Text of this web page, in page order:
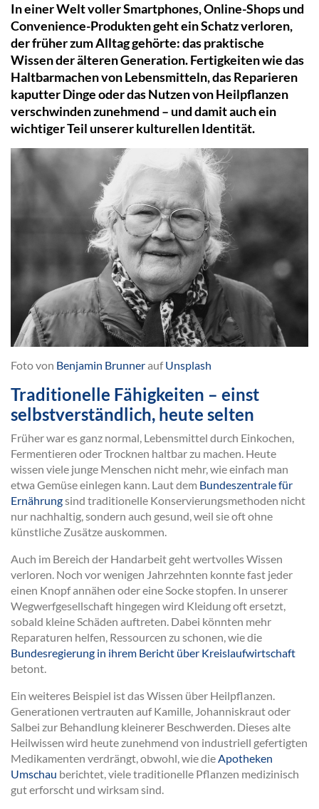
In einer Welt voller Smartphones, Online-Shops und
Convenience-Produkten geht ein Schatz verloren,
der früher zum Alltag gehörte: das praktische
Wissen der älteren Generation. Fertigkeiten wie das
Haltbarmachen von Lebensmitteln, das Reparieren
kaputter Dinge oder das Nutzen von Heilpflanzen
verschwinden zunehmend – und damit auch ein
wichtiger Teil unserer kulturellen Identität.
Foto von Benjamin BrunneraufUnsplash
Traditionelle Fähigkeiten – einst
selbstverständlich, heute selten
Früher war es ganz normal, Lebensmittel durch Einkochen,
Fermentieren oder Trocknen haltbar zu machen. Heute
wissen viele junge Menschen nicht mehr, wie einfach man
etwa Gemüse einlegen kann. Laut dem Bundeszentrale für
Ernährungsind traditionelle Konservierungsmethoden nicht
nur nachhaltig, sondern auch gesund, weil sie oft ohne
künstliche Zusätze auskommen.
Auch im Bereich der Handarbeit geht wertvolles Wissen
verloren. Noch vor wenigen Jahrzehnten konnte fast jeder
einen Knopf annähen oder eine Socke stopfen. In unserer
Wegwerfgesellschaft hingegen wird Kleidung oft ersetzt,
sobald kleine Schäden auftreten. Dabei könnten mehr
Reparaturen helfen, Ressourcen zu schonen, wie die
Bundesregierung in ihrem Bericht über Kreislaufwirtschaft
betont.
Ein weiteres Beispiel ist das Wissen über Heilpflanzen.
Generationen vertrauten auf Kamille, Johanniskraut oder
Salbei zur Behandlung kleinerer Beschwerden. Dieses alte
Heilwissen wird heute zunehmend von industriell gefertigten
Medikamenten verdrängt, obwohl, wie dieApotheken
Umschau berichtet, viele traditionelle Pflanzen medizinisch
gut erforscht und wirksam sind.